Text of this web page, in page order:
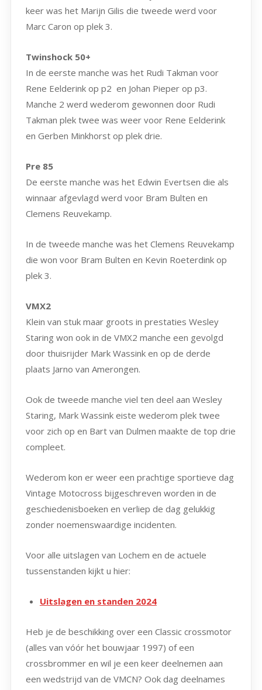
keer was het Marijn Gilis die tweede werd voor
Marc Caron op plek 3.
Twinshock 50+
In de eerste manche was het Rudi Takman voor
Rene Eelderink op p2 en Johan Pieper op p3.
Manche 2 werd wederom gewonnen door Rudi
Takman plek twee was weer voor Rene Eelderink
en Gerben Minkhorst op plek drie.
Pre 85
De eerste manche was het Edwin Evertsen die als
winnaar afgevlagd werd voor Bram Bulten en
Clemens Reuvekamp.
In de tweede manche was het Clemens Reuvekamp
die won voor Bram Bulten en Kevin Roeterdink op
plek 3.
VMX2
Klein van stuk maar groots in prestaties Wesley
Staring won ook in de VMX2 manche een gevolgd
door thuisrijder Mark Wassink en op de derde
plaats Jarno van Amerongen.
Ook de tweede manche viel ten deel aan Wesley
Staring, Mark Wassink eiste wederom plek twee
voor zich op en Bart van Dulmen maakte de top drie
compleet.
Wederom kon er weer een prachtige sportieve dag
Vintage Motocross bijgeschreven worden in de
geschiedenisboeken en verliep de dag gelukkig
zonder noemenswaardige incidenten.
Voor alle uitslagen van Lochem en de actuele
tussenstanden kijkt u hier:
Uitslagen en standen 2024
Heb je de beschikking over een Classic crossmotor
(alles van vóór het bouwjaar 1997) of een
crossbrommer en wil je een keer deelnemen aan
een wedstrijd van de VMCN? Ook dag deelnames